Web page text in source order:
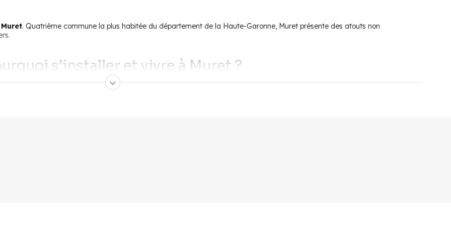
. Quatrième commune la plus habitée du département de la Haute-Garonne, Muret présente des atouts non
s’installer et vivre à Muret ?